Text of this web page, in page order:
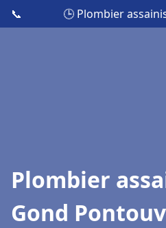
📞 🕒 Plombier
Plombier
Gond